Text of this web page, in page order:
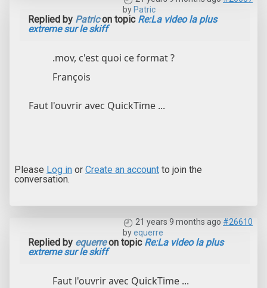
by Patric
Replied by Patricon topic Re:La video la plus
extreme sur le skiff
.mov, c'est quoi ce format ?
François
Faut l'ouvrir avec QuickTime ...
Please Log in or Create an account to join the
conversation.
21 years 9 months ago #26610
byequerre
Replied by equerreon topic Re:La video la plus
extreme sur le skiff
Faut l'ouvrir avec QuickTime ...